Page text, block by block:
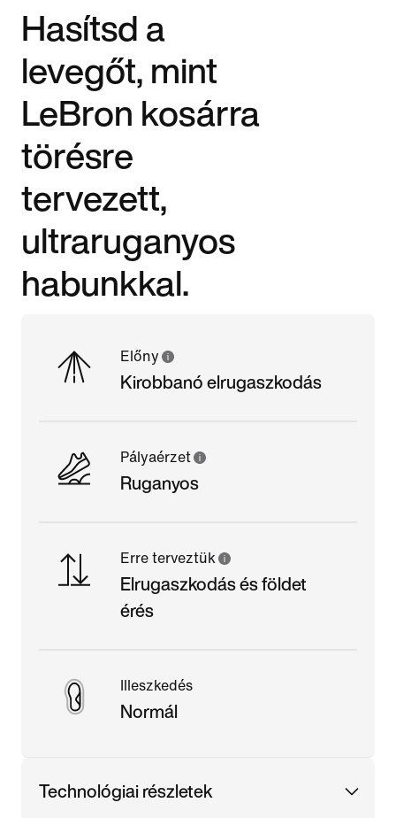
Hasítsd a
levegőt, mint
LeBron kosárra
törésre
tervezett,
ultraruganyos
habunkkal.
Előny
Kirobbanó elrugaszkodás
Pályaérzet
Ruganyos
Erre terveztük
Elrugaszkodás és földet
érés
Illeszkedés
Normál
Technológiai részletek